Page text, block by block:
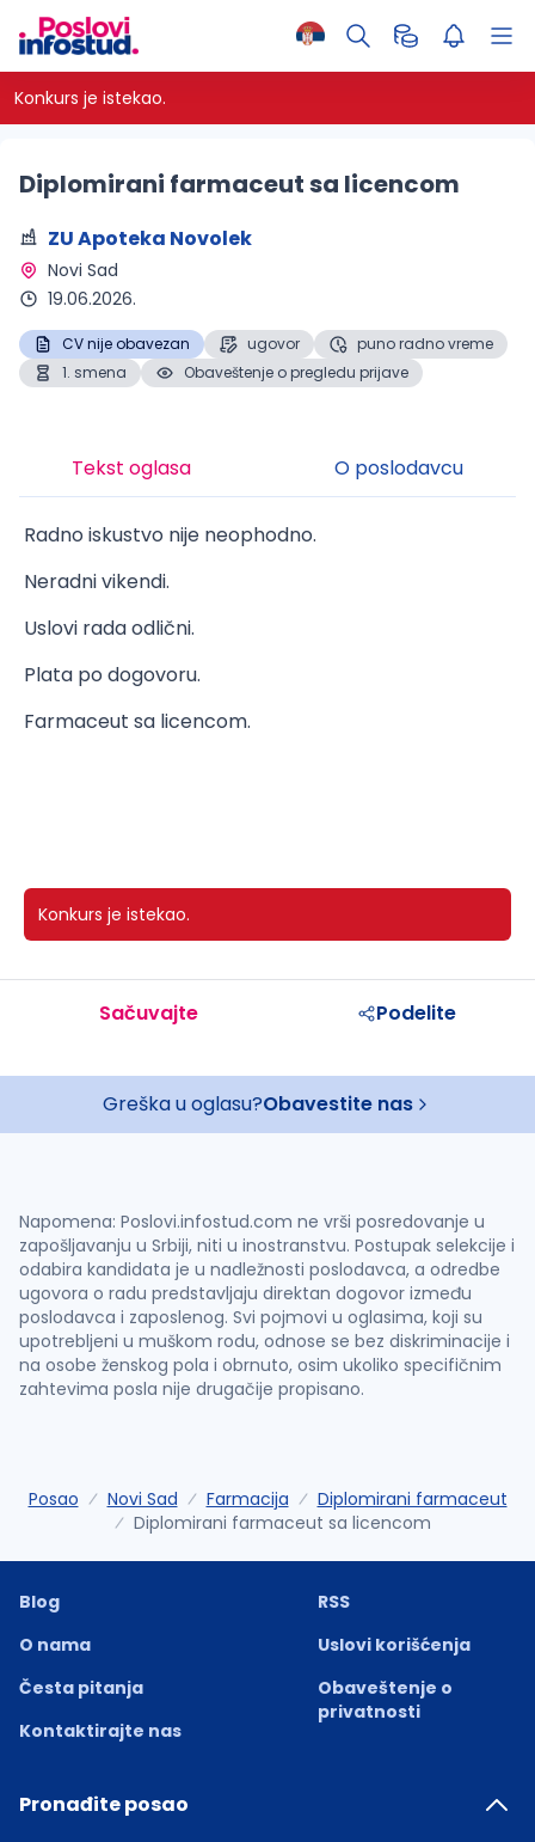
Konkurs je istekao.
Diplomirani farmaceut sa licencom
ZU Apoteka Novolek
Novi Sad
19.06.2026.
CV nije obavezan ugovor
puno radno vreme
1. smena
Obaveštenje o pregledu prijave
Tekst oglasa O poslodavcu
Radno iskustvo nije neophodno.
Neradni vikendi.
Uslovi rada odlični.
Plata po dogovoru.
Farmaceut sa licencom.
Konkurs je istekao.
Sačuvajte Podelite
Greška u oglasu?Obavestite nas
Napomena: Poslovi.infostud.com ne vrši posredovanje u
zapošljavanju u Srbiji, niti u inostranstvu. Postupak selekcije i
odabira kandidata je u nadležnosti poslodavca, a odredbe
ugovora o radu predstavljaju direktan dogovor između
poslodavca i zaposlenog. Svi pojmovi u oglasima, koji su
upotrebljeni u muškom rodu, odnose se bez diskriminacije i
na osobe ženskog pola i obrnuto, osim ukoliko specifičnim
zahtevima posla nije drugačije propisano.
Posao Novi Sad Farmacija
Diplomirani farmaceut
Diplomirani farmaceut sa licencom
Blog
O nama
Česta pitanja
Kontaktirajte nas
RSS
Uslovi korišćenja
Obaveštenje o
privatnosti
Pronađite posao